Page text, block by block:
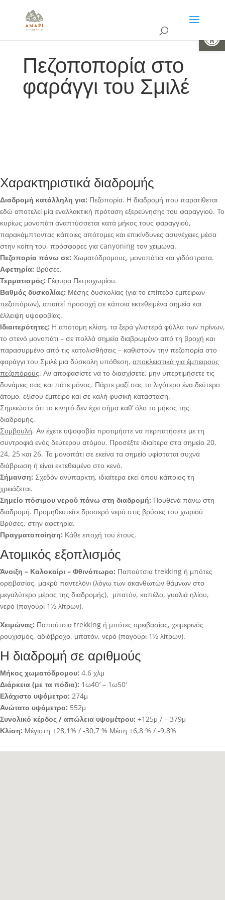
Πεζοποπορία στο
φαράγγι του Σμιλέ
Χαρακτηριστικά διαδρομής
Διαδρομή κατάλληλη για: Πεζοπορία. Η διαδρομή που παρατίθεται
εδώ αποτελεί μία εναλλακτική πρόταση εξερεύνησης του φαραγγιού. Το
κυρίως μονοπάτι αναπτύσσεται κατά μήκος τους φαραγγιού,
παρακάμπτοντας κάποιες απότομες και επικίνδυνες ασυνέχειες μέσα
στην κοίτη του, πρόσφορες για canyoning τον χειμώνα.
Πεζοπορία πάνω σε: Χωματόδρομους, μονοπάτια και γιδόστρατα.
Αφετηρία: Βρύσες.
Τερματισμός: Γέφυρα Πετροχωρίου.
Βαθμός δυσκολίας: Μέσης δυσκολίας (για το επίπεδο έμπειρων
πεζοπόρων), απαιτεί προσοχή σε κάποια εκτεθειμένα σημεία και
έλλειψη υψοφοβίας.
Ιδιαιτερότητες: H απότομη κλίση, τα ξερά γλιστερά φύλλα των πρίνων,
το στενό μονοπάτι – σε πολλά σημεία διαβρωμένο από τη βροχή και
παρασυρμένο από τις κατολισθήσεις – καθιστούν την πεζοπορία στο
φαράγγι του Σμιλέ μια δύσκολη υπόθεση, αποκλειστικά για έμπειρους
πεζοπόρους. Αν αποφασίστε να το διασχίσετε, μην υπερτιμήσετε τις
δυνάμεις σας και πάτε μόνος. Πάρτε μαζί σας το λιγότερο ένα δεύτερο
άτομο, εξίσου έμπειρο και σε καλή φυσική κατάσταση.
Σημειώστε ότι το κινητό δεν έχει σήμα καθ’ όλο το μήκος της
διαδρομής.
Συμβουλή. Αν έχετε υψοφοβία προτιμήστε να περπατήσετε με τη
συντροφιά ενός δεύτερου ατόμου. Προσέξτε ιδιαίτερα στα σημείο 20,
24, 25 και 26. Το μονοπάτι σε εκείνα τα σημείο υφίσταται συχνά
διάβρωση ή είναι εκτεθειμένο στο κενό.
Σήμανση: Σχεδόν ανύπαρκτη, ιδιαίτερα εκεί όπου κάποιος τη
χρειάζεται.
Σημείο πόσιμου νερού πάνω στη διαδρομή: Πουθενά πάνω στη
διαδρομή. Προμηθευτείτε δροσερό νερό στις βρύσες του χωριού
Βρύσες, στην αφετηρία.
Πραγματοποίηση: Κάθε εποχή του έτους.
Ατομικός εξοπλισμός
Άνοιξη – Καλοκαίρι – Φθινόπωρο: Παπούτσια trekking ή μπότες
ορειβασίας, μακρύ παντελόνι (λόγω των ακανθωτών θάμνων στο
μεγαλύτερο μέρος της διαδρομής), μπατόν, καπέλο, γυαλιά ηλίου,
νερό (παγούρι 1½ λίτρων).
Χειμώνας: Παπούτσια trekking ή μπότες ορειβασίας, χειμερινός
ρουχισμός, αδιάβροχο, μπατόν, νερό (παγούρι 1½ λίτρων).
Η διαδρομή σε αριθμούς
Μήκος χωματόδρομου: 4,6 χλμ
Διάρκεια (με τα πόδια): 1ω40′ – 1ω50′
Ελάχιστο υψόμετρο: 274μ
Ανώτατο υψόμετρο: 552μ
Συνολικό κέρδος / απώλεια υψομέτρου: +125μ / – 379μ
Κλίση: Μέγιστη +28,1% / -30,7 % Μέση +6,8 % / -9,8%